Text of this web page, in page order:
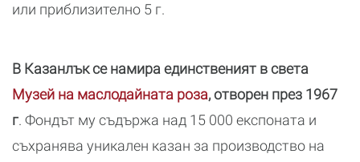
или приблизително 5 г.
В Казанлък се намира единственият в света
Музей на маслодайната роза, отворен през 1967
г. Фондът му съдържа над 15 000 експоната и
съхранява уникален казан за производство на